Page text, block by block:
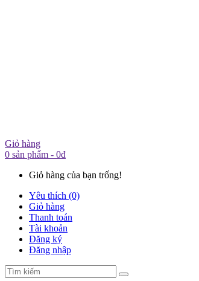
Giỏ hàng
0 sản phẩm - 0đ
Giỏ hàng của bạn trống!
Yêu thích (0)
Giỏ hàng
Thanh toán
Tài khoản
Đăng ký
Đăng nhập